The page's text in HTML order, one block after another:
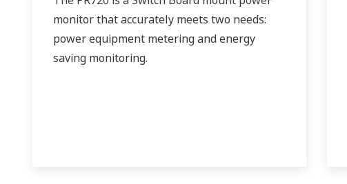
monitor that accurately meets two needs:
power equipment metering and energy
saving monitoring.